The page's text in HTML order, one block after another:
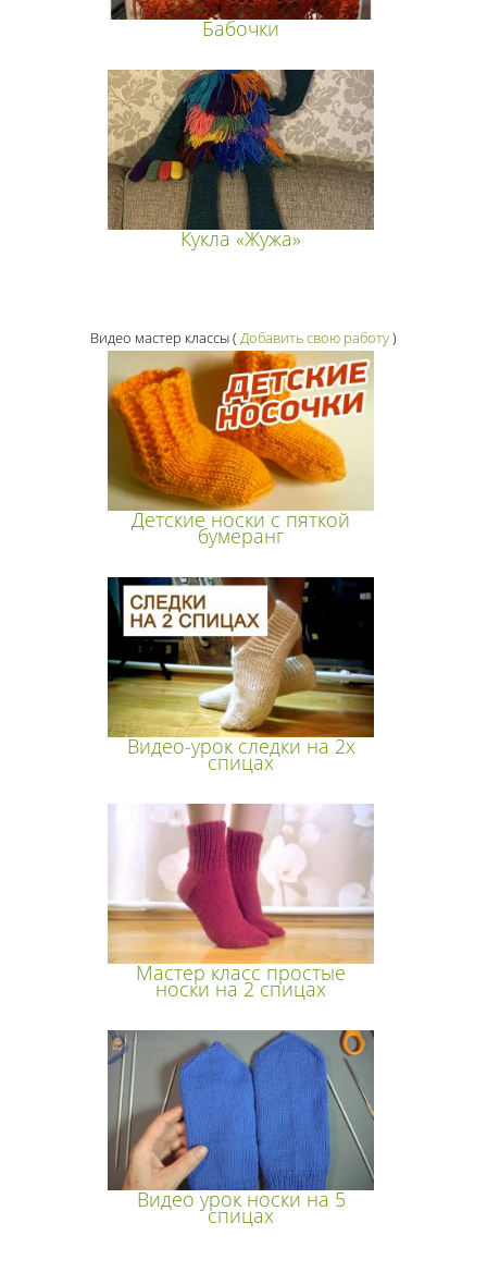
Бабочки
Кукла «Жужа»
Видео мастер классы( Добавить свою работу)
Детские носки с пяткой
бумеранг
Видео-урок следки на 2х
спицах
Мастер класс простые
носки на 2 спицах
Видео урок носки на 5
спицах